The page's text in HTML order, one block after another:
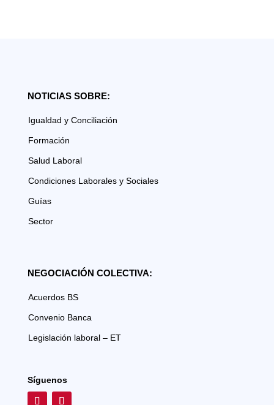
NOTICIAS SOBRE:
Igualdad y Conciliación
Formación
Salud Laboral
Condiciones Laborales y Sociales
Guías
Sector
NEGOCIACIÓN COLECTIVA:
Acuerdos BS
Convenio Banca
Legislación laboral – ET
Síguenos